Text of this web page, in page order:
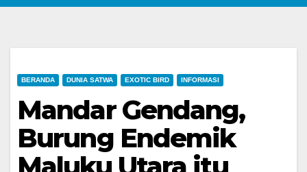
BERANDA DUNIA SATWA EXOTIC BIRD INFORMASI
Mandar Gendang,
Burung Endemik